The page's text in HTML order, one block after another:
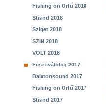
Fishing on Orfű 2018
Strand 2018
Sziget 2018
SZIN 2018
VOLT 2018
Fesztiválblog 2017
Balatonsound 2017
Fishing on Orfű 2017
Strand 2017